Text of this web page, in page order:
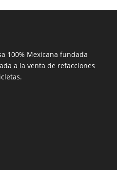
100% Mexicana fundada
a la venta de refacciones